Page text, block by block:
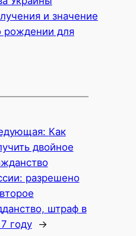
и значение
рождении для
Как
двойное
разрешено
штраф в
году
→